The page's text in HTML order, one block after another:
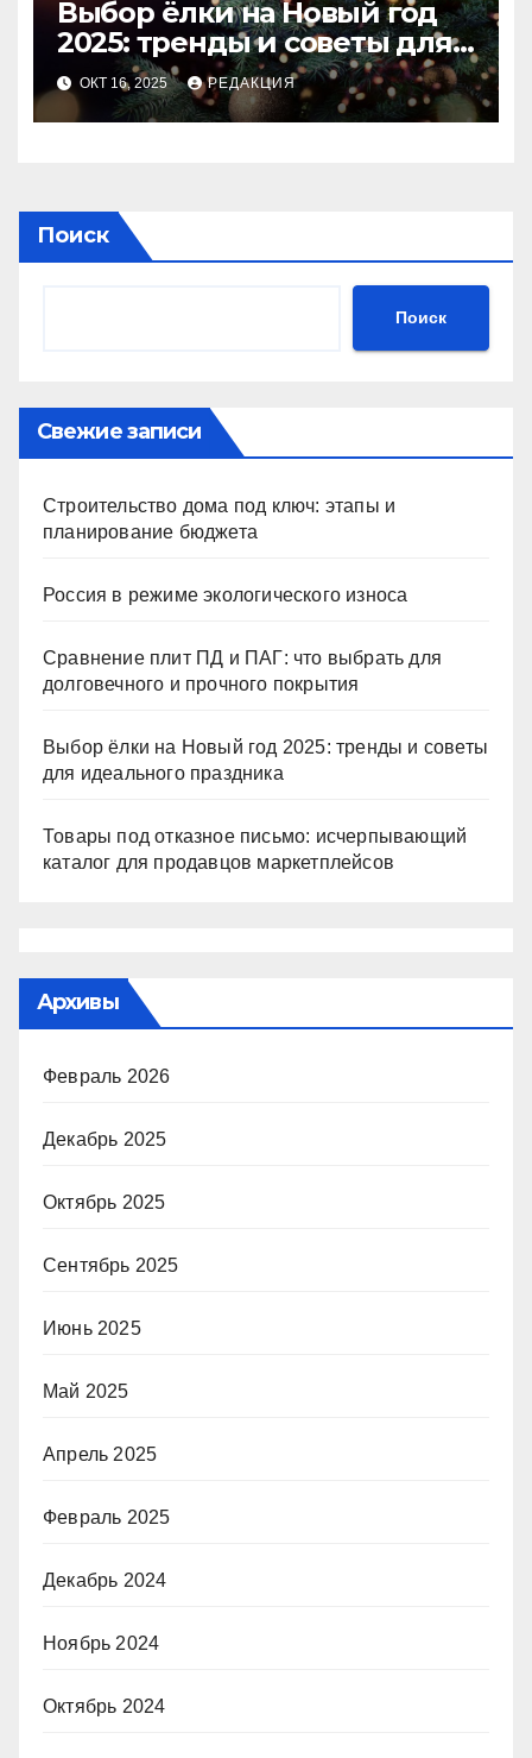
Выбор ёлки на Новый год
2025: тренды и советы для
идеального праздника
ОКТ 16, 2025 РЕДАКЦИЯ
Поиск
Поиск
Свежие записи
Строительство дома под ключ: этапы и
планирование бюджета
Россия в режиме экологического износа
Сравнение плит ПД и ПАГ: что выбрать для
долговечного и прочного покрытия
Выбор ёлки на Новый год 2025: тренды и советы
для идеального праздника
Товары под отказное письмо: исчерпывающий
каталог для продавцов маркетплейсов
Архивы
Февраль 2026
Декабрь 2025
Октябрь 2025
Сентябрь 2025
Июнь 2025
Май 2025
Апрель 2025
Февраль 2025
Декабрь 2024
Ноябрь 2024
Октябрь 2024